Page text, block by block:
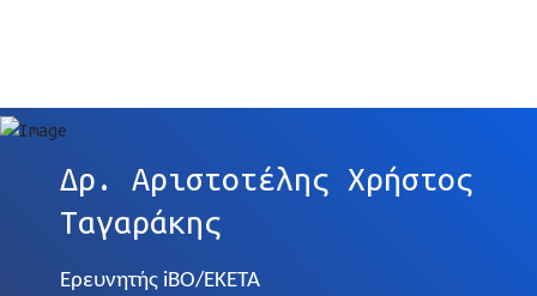
Δρ. Αριστοτέλης Χρήστος
Ταγαράκης
Ερευνητής iBO/EKETA